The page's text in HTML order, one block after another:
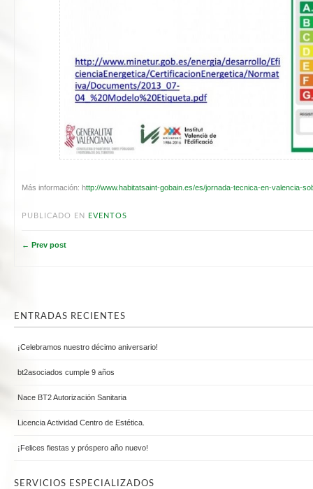
Más información: http://www.habitatsaint-gobain.es/es/jornada-tecnica-en-valencia-
PUBLICADO EN EVENTOS
← Prev post
ENTRADAS RECIENTES
¡Celebramos nuestro décimo aniversario!
bt2asociados cumple 9 años
Nace BT2 Autorización Sanitaria
Licencia Actividad Centro de Estética.
¡Felices fiestas y próspero año nuevo!
SERVICIOS ESPECIALIZADOS